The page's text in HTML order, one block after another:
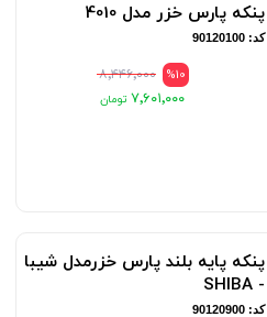
پنکه پارس خزر مدل 4010
کد: 90120100
%10 ۸٬۴۴۶٬۰۰۰
۷٬۶۰۱٬۰۰۰
پنکه پایه بلند پارس خزرمدل شیبا
- SHIBA
کد: 90120900